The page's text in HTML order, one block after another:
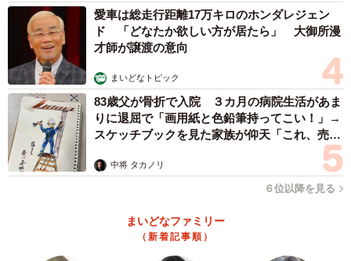
愛車は総走行距離17万キロのホンダレジェン
ド 「どなたか欲しい方が居たら」 大御所漫
才師が譲渡の意向
まいどなトピック
83歳父が骨折で入院 ３カ月の病院生活があま
りに退屈で「画用紙と色鉛筆持ってこい！」→
スケッチブックを見た家族が仰天「これ、売れ
中将 タカノリ
６位以降を見る
まいどなファミリー
（新着記事順）